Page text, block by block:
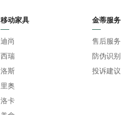
移动家具
迪尚
西瑞
洛斯
里奥
洛卡
金蒂服务
售后服务
防伪识别
投诉建议